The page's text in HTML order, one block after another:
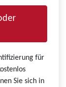
für
Sie sich in